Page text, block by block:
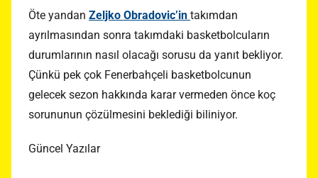
Öte yandan Zeljko Obradovic’in takımdan
ayrılmasından sonra takımdaki basketbolcuların
durumlarının nasıl olacağı sorusu da yanıt bekliyor.
Çünkü pek çok Fenerbahçeli basketbolcunun
gelecek sezon hakkında karar vermeden önce koç
sorununun çözülmesini beklediği biliniyor.
Güncel Yazılar